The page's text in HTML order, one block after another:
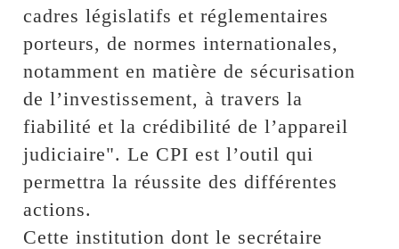
cadres législatifs et réglementaires
porteurs, de normes internationales,
notamment en matière de sécurisation
de l’investissement, à travers la
fiabilité et la crédibilité de l’appareil
judiciaire". Le CPI est l’outil qui
permettra la réussite des différentes
actions.
Cette institution dont le secrétaire